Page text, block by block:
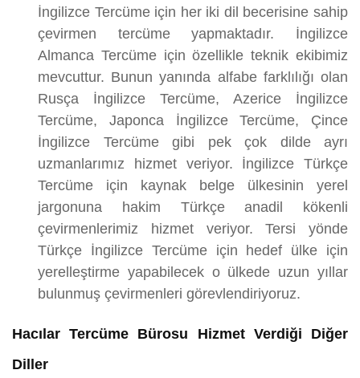
İngilizce Tercüme için her iki dil becerisine sahip
çevirmen tercüme yapmaktadır. İngilizce
Almanca Tercüme için özellikle teknik ekibimiz
mevcuttur. Bunun yanında alfabe farklılığı olan
Rusça İngilizce Tercüme, Azerice İngilizce
Tercüme, Japonca İngilizce Tercüme, Çince
İngilizce Tercüme gibi pek çok dilde ayrı
uzmanlarımız hizmet veriyor. İngilizce Türkçe
Tercüme için kaynak belge ülkesinin yerel
jargonuna hakim Türkçe anadil kökenli
çevirmenlerimiz hizmet veriyor. Tersi yönde
Türkçe İngilizce Tercüme için hedef ülke için
yerelleştirme yapabilecek o ülkede uzun yıllar
bulunmuş çevirmenleri görevlendiriyoruz.
Hacılar Tercüme Bürosu Hizmet Verdiği Diğer
Diller